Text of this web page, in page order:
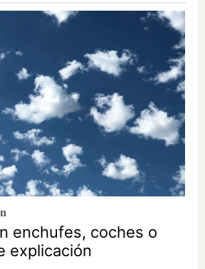
enchufes, coches o
explicación